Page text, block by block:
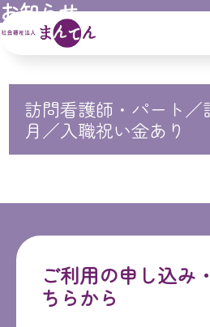
お知らせ
社会福祉法人まんてん｜滋賀県｜大阪市
訪問看護師・パート
月／入職祝い金あり
ご利用の申し込み
ちらから